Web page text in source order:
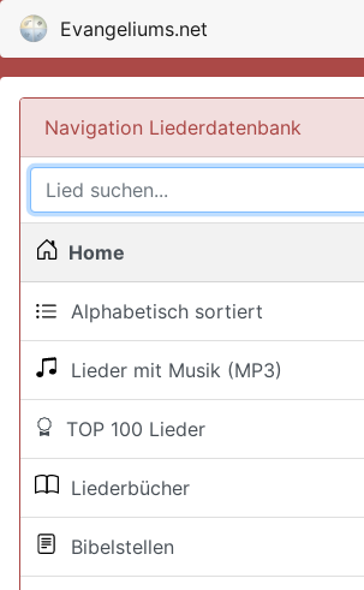
Evangeliums.net
Navigation Liederdatenbank
Home
Alphabetisch sortiert
Lieder mit Musik (MP3)
TOP 100 Lieder
Liederbücher
Bibelstellen